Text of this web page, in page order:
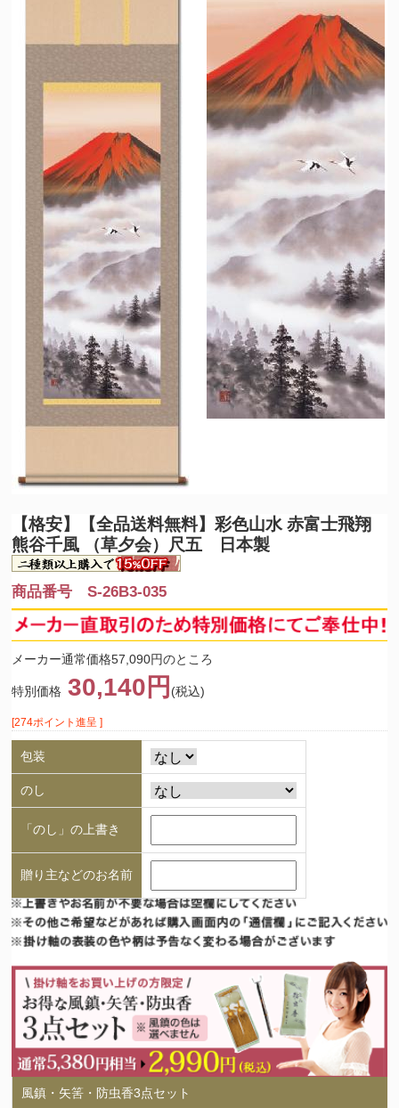
【格安】【全品送料無料】彩色山水 赤富士飛翔
熊谷千風 （草夕会）尺五 日本製
商品番号 S-26B3-035
メーカー通常価格57,090円のところ
特別価格 30,140円 (税込)
[274ポイント進呈 ]
包装
のし
「のし」の上書き
贈り主などのお名前
風鎮・矢筈・防虫香3点セット